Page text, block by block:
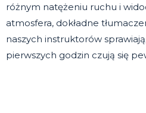
różnym natężeniu ruchu i
atmosfera, dokładne
naszych instruktorów
pierwszych godzin czują się